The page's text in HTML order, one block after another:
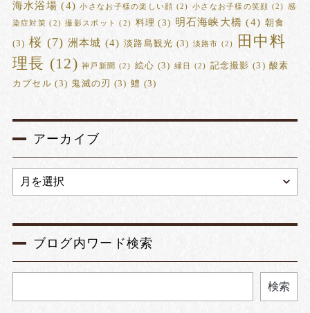
海水浴場 (4) 小さなお子様の楽しい顔 (2) 小さなお子様の笑顔 (2) 感
染症対策 (2) 撮影スポット (2) 料理 (3) 明石海峡大橋 (4) 朝食
(3) 桜 (7) 洲本城 (4) 淡路島観光 (3) 淡路市 (2)
田中料
理長 (12) 神戸新聞 (2) 絵心 (3) 縁日 (2) 記念撮影 (3) 酸素
カプセル (3) 鬼滅の刃 (3) 鱧 (3)
アーカイブ
ブログ内ワード検索
検索